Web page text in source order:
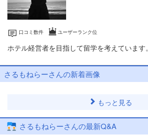
口コミ数件 ユーザーランク位
ホテル経営者を目指して留学を考えています。
さるもねらーさんの新着画像
もっと見る
さるもねらーさんの最新Q&A